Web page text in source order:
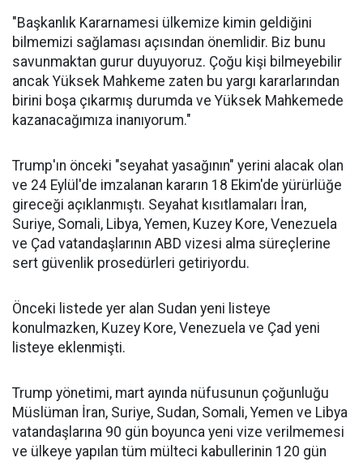
"Başkanlık Kararnamesi ülkemize kimin geldiğini
bilmemizi sağlaması açısından önemlidir. Biz bunu
savunmaktan gurur duyuyoruz. Çoğu kişi bilmeyebilir
ancak Yüksek Mahkeme zaten bu yargı kararlarından
birini boşa çıkarmış durumda ve Yüksek Mahkemede
kazanacağımıza inanıyorum."
Trump'ın önceki "seyahat yasağının" yerini alacak olan
ve 24 Eylül'de imzalanan kararın 18 Ekim'de yürürlüğe
gireceği açıklanmıştı. Seyahat kısıtlamaları İran,
Suriye, Somali, Libya, Yemen, Kuzey Kore, Venezuela
ve Çad vatandaşlarının ABD vizesi alma süreçlerine
sert güvenlik prosedürleri getiriyordu.
Önceki listede yer alan Sudan yeni listeye
konulmazken, Kuzey Kore, Venezuela ve Çad yeni
listeye eklenmişti.
Trump yönetimi, mart ayında nüfusunun çoğunluğu
Müslüman İran, Suriye, Sudan, Somali, Yemen ve Libya
vatandaşlarına 90 gün boyunca yeni vize verilmemesi
ve ülkeye yapılan tüm mülteci kabullerinin 120 gün